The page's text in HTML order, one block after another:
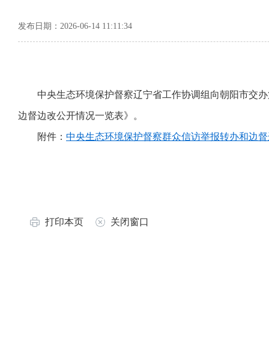
发布日期：2026-06-14 11:11:34
中央生态环境保护督察辽宁省工作协调组向朝阳市交
边督边改公开情况一览表》。
附件： 中央生态环境保护督察群众信访举报转办和边
打印本页 关闭窗口